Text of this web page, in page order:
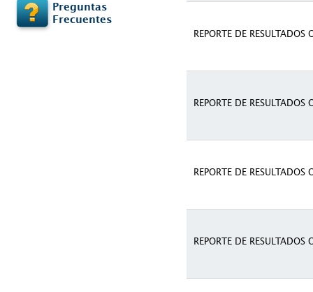
Preguntas
Frecuentes
REPORTE DE RESULTADOS
REPORTE DE RESULTADOS
REPORTE DE RESULTADOS
REPORTE DE RESULTADOS